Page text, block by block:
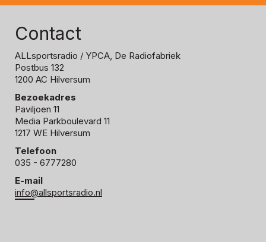
Contact
ALLsportsradio / YPCA, De Radiofabriek
Postbus 132
1200 AC Hilversum
Bezoekadres
Paviljoen 11
Media Parkboulevard 11
1217 WE Hilversum
Telefoon
035 - 6777280
E-mail
info@allsportsradio.nl